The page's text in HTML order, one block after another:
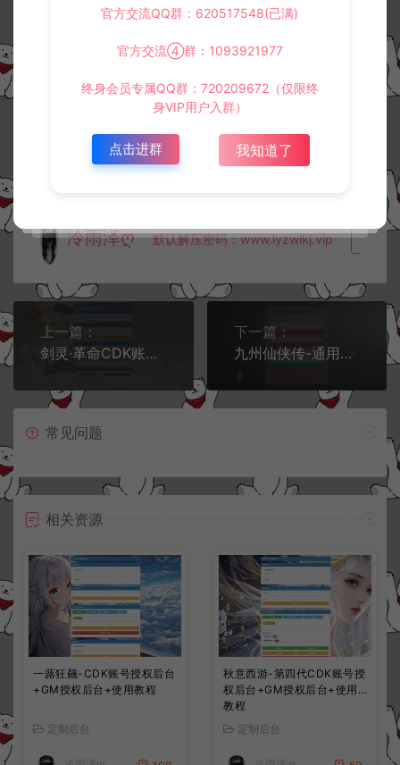
本站提供的所有资源仅供参考学习使用，不存在任何商业目的与商
侵权联系邮箱：32838727@qq.com
阿泽源码网 定制后台 武道乾坤CDK角色授权后台+GM授权后台
https://www.lyzwlkj.vip/20737/dzht/
冷雨泽ღ 默认解压密码：www.lyzwlkj.vip
上一篇：
剑灵·革命CDK账号授权后台+清包+清邮件+使用教程
下一篇：
九州仙侠传-通用CDK账号授权后台+GM授权后台+通配教程
常见问题
相关资源
一蕗狂飆-CDK账号授权后台
+GM授权后台+使用教程
定制后台
秋意西游-第四代CDK账号授
权后台+GM授权后台+使用
教程
定制后台
官方交流QQ群：620517548(已满)
官方交流④群：1093921977
终身会员专属QQ群：720209672（仅限终
身VIP用户入群）
点击进群 我知道了